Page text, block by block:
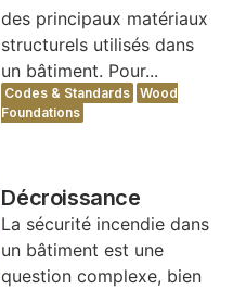
des principaux matériaux
structurels utilisés dans
un bâtiment. Pour...
Codes & Standards
Wood
Foundations
Décroissance
La sécurité incendie dans
un bâtiment est une
question complexe, bien